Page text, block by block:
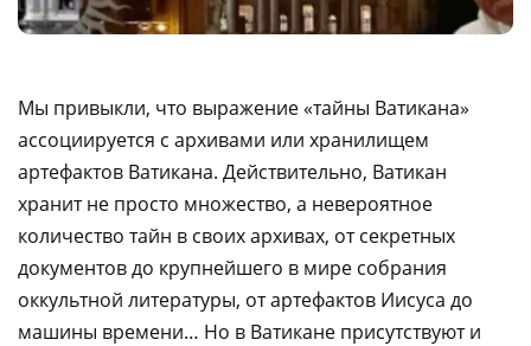
Мы привыкли, что выражение «тайны Ватикана»
ассоциируется с архивами или хранилищем
артефактов Ватикана. Действительно, Ватикан
хранит не просто множество, а невероятное
количество тайн в своих архивах, от секретных
документов до крупнейшего в мире собрания
оккультной литературы, от артефактов Иисуса до
машины времени… Но в Ватикане присутствуют и